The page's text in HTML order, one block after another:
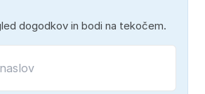
dogodkov in bodi na tekočem.